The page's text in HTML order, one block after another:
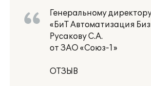
Генеральному
«БиТ Автоматизация
Русакову С.А.
от ЗАО «Союз-1»
ОТЗЫВ